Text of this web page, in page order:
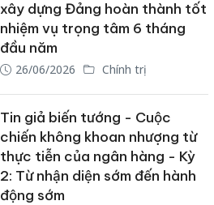
xây dựng Đảng hoàn thành tốt
nhiệm vụ trọng tâm 6 tháng
đầu năm
26/06/2026 Chính trị
Tin giả biến tướng - Cuộc
chiến không khoan nhượng từ
thực tiễn của ngân hàng - Kỳ
2: Từ nhận diện sớm đến hành
động sớm